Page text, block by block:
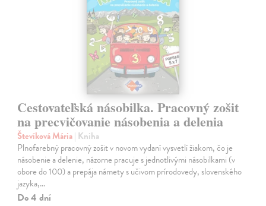
Cestovateľská násobilka. Pracovný zošit
na precvičovanie násobenia a delenia
Števíková Mária| Kniha
Plnofarebný pracovný zošit v novom vydaní vysvetlí žiakom, čo je
násobenie a delenie, názorne pracuje s jednotlivými násobilkami (v
obore do 100) a prepája námety s učivom prírodovedy, slovenského
jazyka,…
Do 4 dní